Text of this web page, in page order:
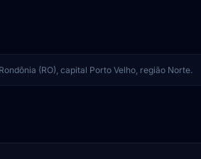
(RO), capital Porto Velho, região Norte.